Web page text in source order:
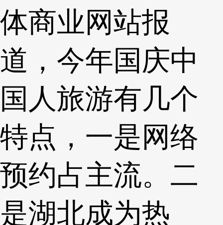
体商业网站报
道，今年国庆中
国人旅游有几个
特点，一是网络
预约占主流。二
是湖北成为热